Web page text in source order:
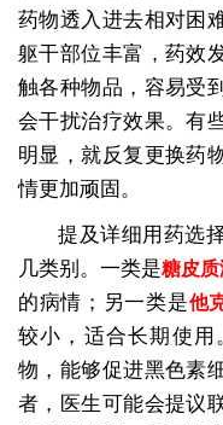
药物透入进去相对困
躯干部位丰富，药效
触各种物品，容易受
会干扰治疗效果。有
明显，就反复更换药
情更加顽固。
提及详细用药选
几类别。一类是糖皮质
的病情；另一类是他
较小，适合长期使用
物，能够促进黑色素
者，医生可能会提议